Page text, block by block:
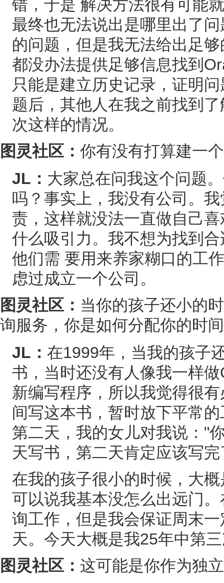
错，于是 解决方法很有可能
最终也无法说出是哪里出了
的问题，但是我无法给出足
都没办法提供足够信息找到
只能是建立历史记录，证明
题后，其他人在我之前找到
次这样的情况。
图灵社区： 你有没有打算建一
JL： 大家总在问我这个问题
吗？事实上，我没有公司。
责，这样就没法一直做自己
什么吸引力。我不想为找到
他们需 要用来养家糊口的工
虑过成立一个公司。
图灵社区： 当你的孩子还小的
询服务，你是如何分配你的时
JL： 在1999年，当我的孩子
书，当时还没有人像我一样
新编写程序，所以我觉得很
间写这本书，暂时放下平常
第二天，我的女儿对我说："
天写书，第二天肯定应该写
在我的孩子很小的时候，大
可以说我基本没怎么出远门
询工作，但是我会保证周末
天。今天大概是我25年中第
图灵社区： 这可能是你作为独